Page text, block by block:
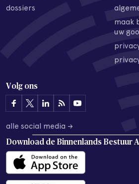
dossiers
maak
uw
Volg ons
alle social media →
Download de Binnenlands Bestuur